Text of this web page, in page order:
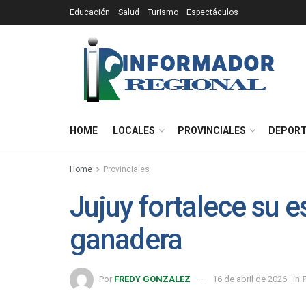
Educación Salud Turismo Espectáculos
HOME LOCALES PROVINCIALES
Home Provinciales
Jujuy fortalece su
ganadera
Por FREDY GONZALEZ 16 de abril de 2026 in